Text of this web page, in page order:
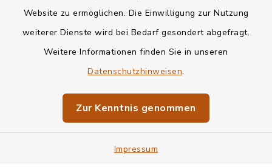
Website zu ermöglichen. Die Einwilligung zur Nutzung
weiterer Dienste wird bei Bedarf gesondert abgefragt.
Weitere Informationen finden Sie in unseren
Datenschutzhinweisen.
Zur Kenntnis genommen
Impressum
Barrierefreiheit
Impressum
Sitemap